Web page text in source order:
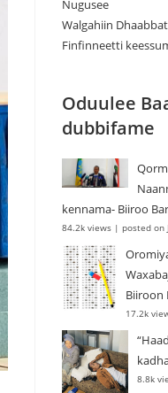
Nugusee
Walgahiin
Finfinneetti
Oduulee
dubbifame
kennama- Biiroo
84.2k views | posted on
Biiroon
17.2k
8.8k